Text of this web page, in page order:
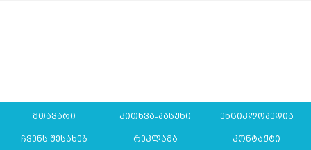
მთავარი კითხვა-პასუხი ენციკლოპედია
ჩვენს შესახებ რეკლამა კონტაქტი